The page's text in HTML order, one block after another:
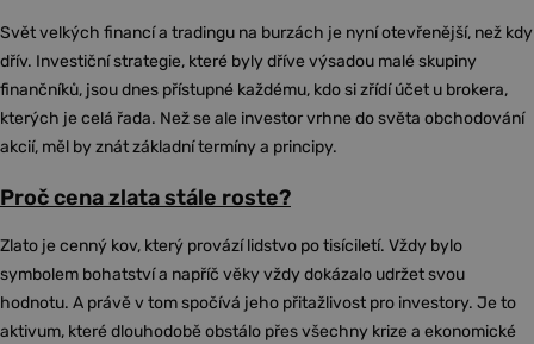
Svět velkých financí a tradingu na burzách je nyní otevřenější, než kdy
dřív. Investiční strategie, které byly dříve výsadou malé skupiny
finančníků, jsou dnes přístupné každému, kdo si zřídí účet u brokera,
kterých je celá řada. Než se ale investor vrhne do světa obchodování
akcií, měl by znát základní termíny a principy.
Proč cena zlata stále roste?
Zlato je cenný kov, který provází lidstvo po tisíciletí. Vždy bylo
symbolem bohatství a napříč věky vždy dokázalo udržet svou
hodnotu. A právě v tom spočívá jeho přitažlivost pro investory. Je to
aktivum, které dlouhodobě obstálo přes všechny krize a ekonomické